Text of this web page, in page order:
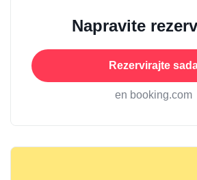
Napravite
Rezervirajte
en booking.com